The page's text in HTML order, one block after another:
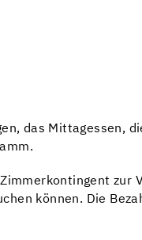
das Mittagessen,
zur
können. Die